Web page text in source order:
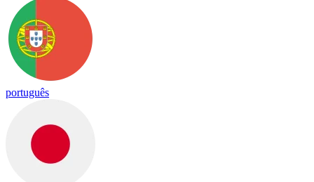
português